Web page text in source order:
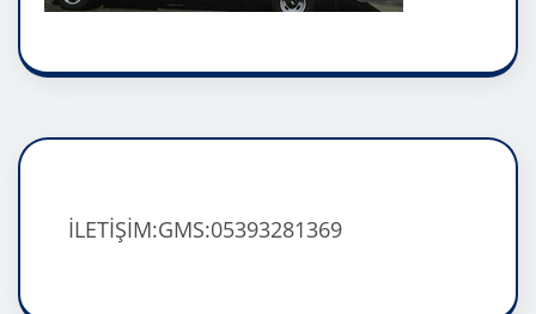
İLETİŞİM:GMS:05393281369